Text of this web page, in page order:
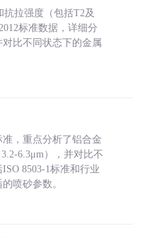
拉强度（包括T2及
标准数据，详细分
比不同状态下的金属
，重点分析了铝合金
6.3μm），并对比不
8503-1标准和行业
喷砂参数。